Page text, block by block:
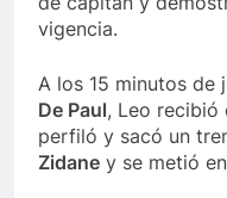
vigencia.
A los 15 minutos de
De Paul, Leo recibió
perfiló y sacó un
Zidane y se metió